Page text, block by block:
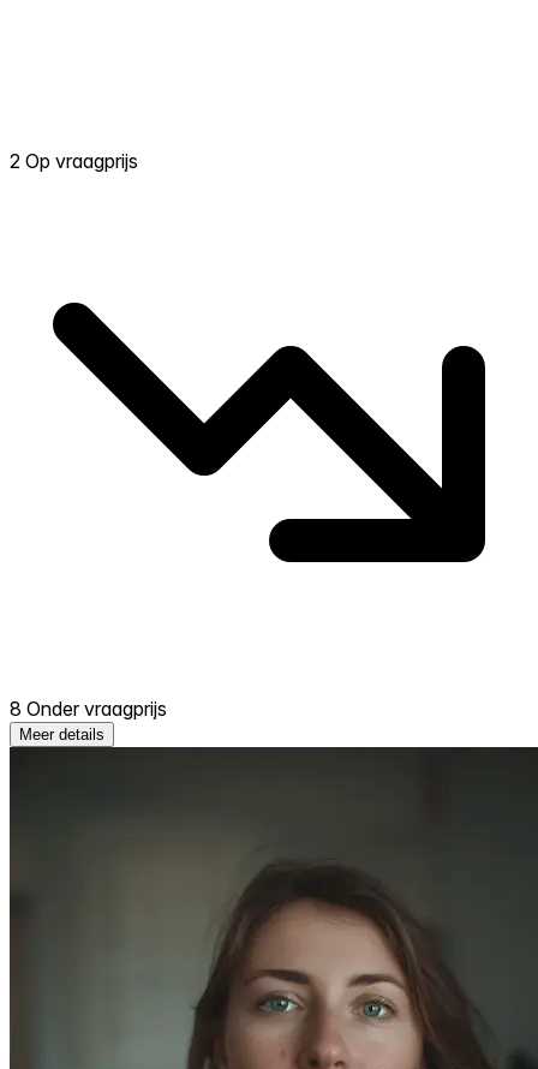
2 Op vraagprijs
8 Onder vraagprijs
Meer details